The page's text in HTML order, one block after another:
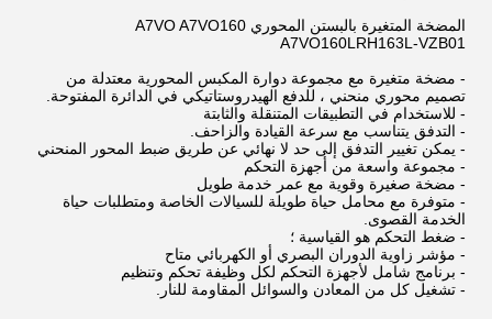
المضخة المتغيرة بالبستن المحوري A7VO A7VO160
A7VO160LRH163L-VZB01
- مضخة متغيرة مع مجموعة دوارة المكبس المحورية معتدلة من
تصميم محوري منحني ، للدفع الهيدروستاتيكي في الدائرة المفتوحة.
- للاستخدام في التطبيقات المتنقلة والثابتة
- التدفق يتناسب مع سرعة القيادة والزاحف.
- يمكن تغيير التدفق إلى حد لا نهائي عن طريق ضبط المحور المنحني
- مجموعة واسعة من أجهزة التحكم
- مضخة صغيرة وقوية مع عمر خدمة طويل
- متوفرة مع محامل حياة طويلة للسيالات الخاصة ومتطلبات حياة
الخدمة القصوى.
- ضغط التحكم هو القياسية ؛
- مؤشر زاوية الدوران البصري أو الكهربائي متاح
- برنامج شامل لأجهزة التحكم لكل وظيفة تحكم وتنظيم
- تشغيل كل من المعادن والسوائل المقاومة للنار.